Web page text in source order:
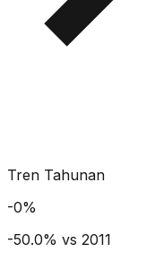
Tren Tahunan
-0%
-50.0% vs 2011